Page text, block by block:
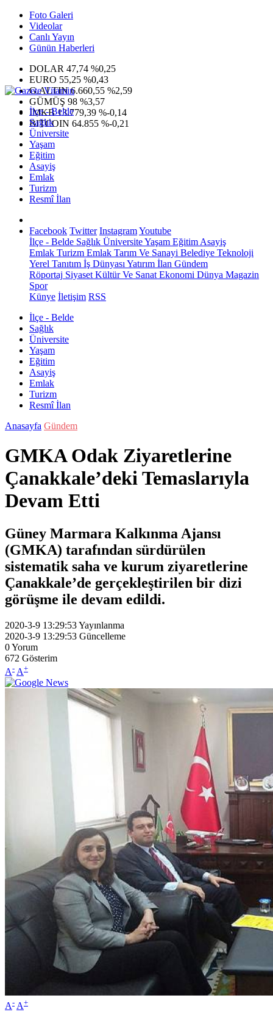
Foto Galeri
Videolar
Canlı Yayın
Günün Haberleri
DOLAR 47,74 %0,25
EURO 55,25 %0,43
G.ALTIN6.660,55 %2,59
GÜMÜŞ 98 %3,57
IMKB13.779,39 %-0,14
BITCOIN 64.855 %-0,21
İlçe - Belde
Sağlık
Üniversite
Yaşam
Eğitim
Asayiş
Emlak
Turizm
Resmî İlan
Facebook Twitter InstagramYoutube
İlçe - Belde Sağlık ÜniversiteYaşam Eğitim Asayiş
Emlak Turizm Emlak Tarım Ve Sanayi Belediye Teknoloji
Yerel Tanıtım İş Dünyası Yatırım İlan Gündem
Röportaj Siyaset Kültür Ve Sanat Ekonomi Dünya Magazin
Spor
Künye İletişim RSS
İlçe - Belde
Sağlık
Üniversite
Yaşam
Eğitim
Asayiş
Emlak
Turizm
Resmî İlan
Anasayfa Gündem
GMKA Odak Ziyaretlerine
Çanakkale’deki Temaslarıyla
Devam Etti
Güney Marmara Kalkınma Ajansı
(GMKA) tarafından sürdürülen
sistematik saha ve kurum ziyaretlerine
Çanakkale’de gerçekleştirilen bir dizi
görüşme ile devam edildi.
2020-3-9 13:29:53Yayınlanma
2020-3-9 13:29:53 Güncelleme
0Yorum
672 Gösterim
A- A+
A- A+